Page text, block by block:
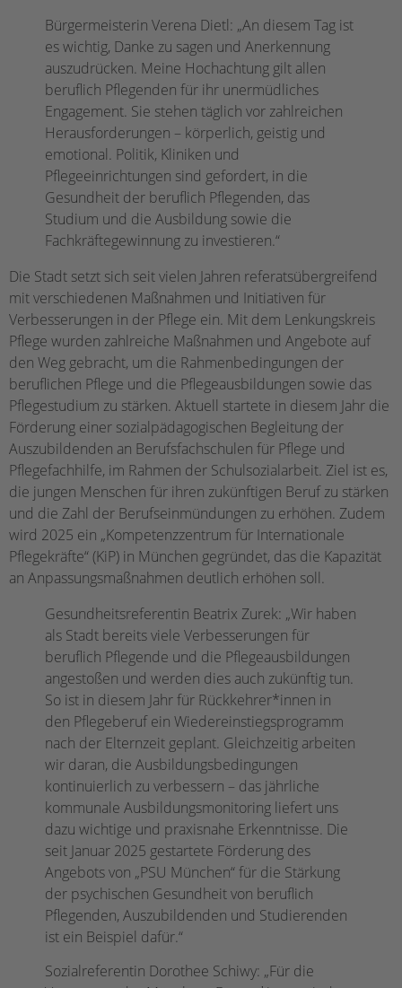
Bürgermeisterin Verena Dietl: „An diesem Tag ist
es wichtig, Danke zu sagen und Anerkennung
auszudrücken. Meine Hochachtung gilt allen
beruflich Pflegenden für ihr unermüdliches
Engagement. Sie stehen täglich vor zahlreichen
Herausforderungen – körperlich, geistig und
emotional. Politik, Kliniken und
Pflegeeinrichtungen sind gefordert, in die
Gesundheit der beruflich Pflegenden, das
Studium und die Ausbildung sowie die
Fachkräftegewinnung zu investieren.“
Die Stadt setzt sich seit vielen Jahren referatsübergreifend
mit verschiedenen Maßnahmen und Initiativen für
Verbesserungen in der Pflege ein. Mit dem Lenkungskreis
Pflege wurden zahlreiche Maßnahmen und Angebote auf
den Weg gebracht, um die Rahmenbedingungen der
beruflichen Pflege und die Pflegeausbildungen sowie das
Pflegestudium zu stärken. Aktuell startete in diesem Jahr die
Förderung einer sozialpädagogischen Begleitung der
Auszubildenden an Berufsfachschulen für Pflege und
Pflegefachhilfe, im Rahmen der Schulsozialarbeit. Ziel ist es,
die jungen Menschen für ihren zukünftigen Beruf zu stärken
und die Zahl der Berufseinmündungen zu erhöhen. Zudem
wird 2025 ein „Kompetenzzentrum für Internationale
Pflegekräfte“ (KiP) in München gegründet, das die Kapazität
an Anpassungsmaßnahmen deutlich erhöhen soll.
Gesundheitsreferentin Beatrix Zurek: „Wir haben
als Stadt bereits viele Verbesserungen für
beruflich Pflegende und die Pflegeausbildungen
angestoßen und werden dies auch zukünftig tun.
So ist in diesem Jahr für Rückkehrer*innen in
den Pflegeberuf ein Wiedereinstiegsprogramm
nach der Elternzeit geplant. Gleichzeitig arbeiten
wir daran, die Ausbildungsbedingungen
kontinuierlich zu verbessern – das jährliche
kommunale Ausbildungsmonitoring liefert uns
dazu wichtige und praxisnahe Erkenntnisse. Die
seit Januar 2025 gestartete Förderung des
Angebots von „PSU München“ für die Stärkung
der psychischen Gesundheit von beruflich
Pflegenden, Auszubildenden und Studierenden
ist ein Beispiel dafür.“
Sozialreferentin Dorothee Schiwy: „Für die